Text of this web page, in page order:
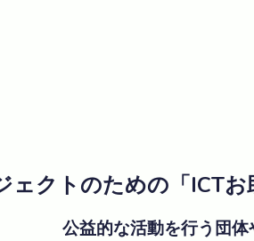
クトのための「ICTお
公益的な活動を行う団